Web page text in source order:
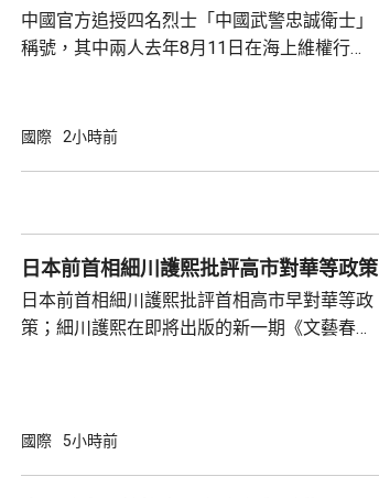
中國官方追授四名烈士「中國武警忠誠衛士」
稱號，其中兩人去年8月11日在海上維權行動
意味中國時隔一年首次間接證實撞船事件造成
追記一等功。25歲的程龍同日在海上維權行動
中不幸犧牲，同樣追記一等功。...
國際 2小時前
日本前首相細川護熙批評高市對華等政策
日本前首相細川護熙批評首相高市早對華等政
策；細川護熙在即將出版的新一期《文藝春
施，打破僵局，難免被批評是不負責任。他認
興奮，在處理對美中的距離感和如何保持平衡
國際 5小時前